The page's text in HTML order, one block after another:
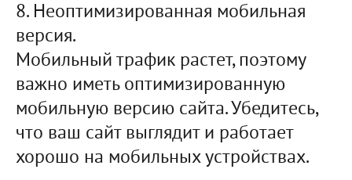
8. Неоптимизированная мобильная
версия.
Мобильный трафик растет, поэтому
важно иметь оптимизированную
мобильную версию сайта. Убедитесь,
что ваш сайт выглядит и работает
хорошо на мобильных устройствах.